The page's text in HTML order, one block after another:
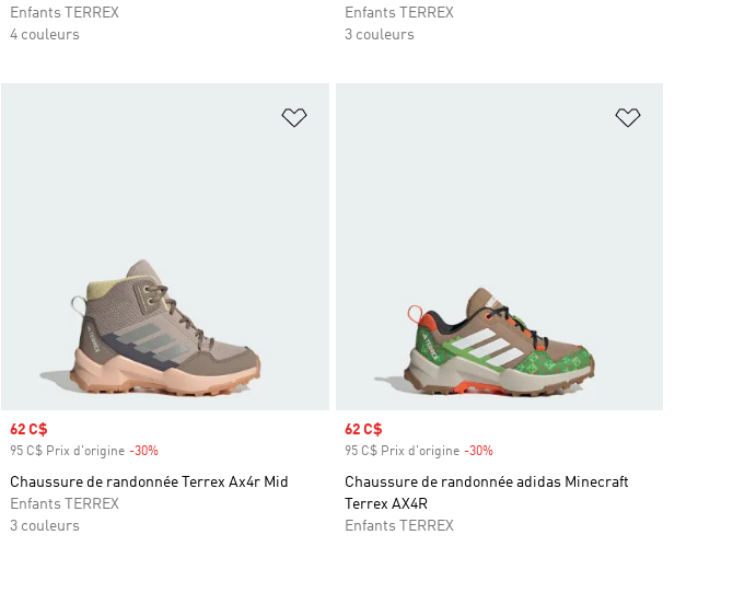
Enfants TERREX
4 couleurs
Enfants TERREX
3 couleurs
Prix soldé
62 C$
95 C$ Prix d'origine -30%
Chaussure de randonnée Terrex Ax4r Mid
Enfants TERREX
3 couleurs
Prix soldé
62 C$
95 C$ Prix d'origine -30%Rabais
Chaussure de randonnée adidas Minecraft
Terrex AX4R
Enfants TERREX